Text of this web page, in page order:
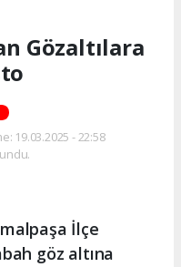
Gözaltılara
19.03.2025 - 22:58
İlçe
göz altına